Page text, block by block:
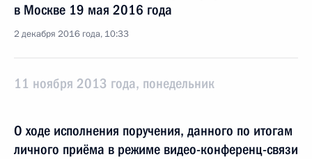
в Москве 19 мая 2016 года
2 декабря 2016 года, 10:33
11 ноября 2013 года, понедельник
О ходе исполнения поручения, данного по итогам
личного приёма в режиме видео-конференц-связи